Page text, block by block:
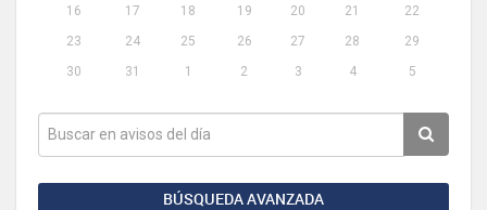
16
17 18 19 20 21
22
23
24 25 26 27 28
29
30
31 1 2 3 4 5
BÚSQUEDA AVANZADA